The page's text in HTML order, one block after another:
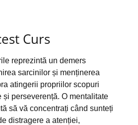
Curs
reprezintă un demers
sarcinilor și menținerea
atingerii propriilor scopuri
și perseverență. O mentalitate
să vă concentrați când sunteți
distragere a atenției,